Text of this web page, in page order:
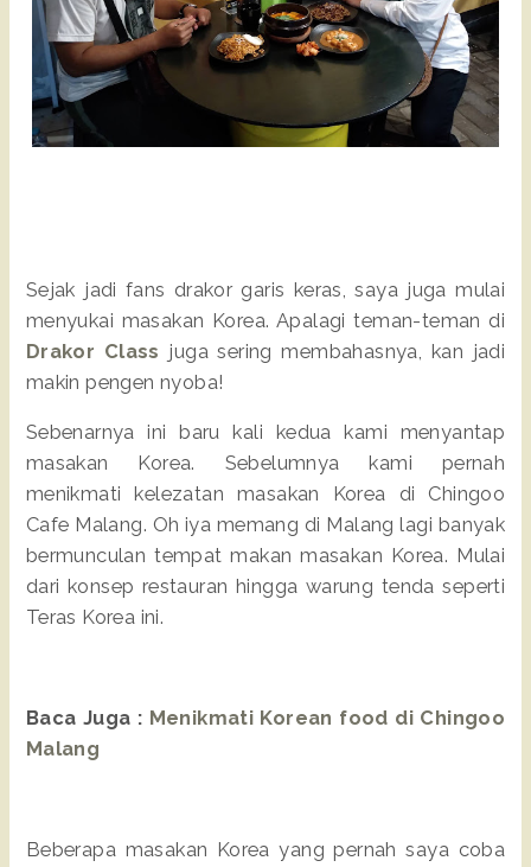
Sejak jadi fans drakor garis keras, saya juga mulai
menyukai masakan Korea. Apalagi teman-teman di
Drakor Class juga sering membahasnya, kan jadi
makin pengen nyoba!
Sebenarnya ini baru kali kedua kami menyantap
masakan Korea. Sebelumnya kami pernah
menikmati kelezatan masakan Korea di Chingoo
Cafe Malang. Oh iya memang di Malang lagi banyak
bermunculan tempat makan masakan Korea. Mulai
dari konsep restauran hingga warung tenda seperti
Teras Korea ini.
Baca Juga : Menikmati Korean food di Chingoo
Malang
Beberapa masakan Korea yang pernah saya coba